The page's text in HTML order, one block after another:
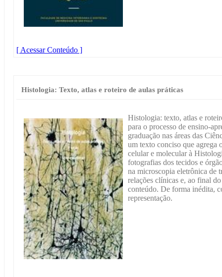
[ Acessar Conteúdo ]
Histologia: Texto, atlas e roteiro de aulas práticas
Histologia: texto, atlas e
para o processo de ensino-
graduação nas áreas das
um texto conciso que agrega
celular e molecular à
fotografias dos tecidos e
na microscopia eletrônica de
relações clínicas e, ao final
conteúdo. De forma inédita,
representação.